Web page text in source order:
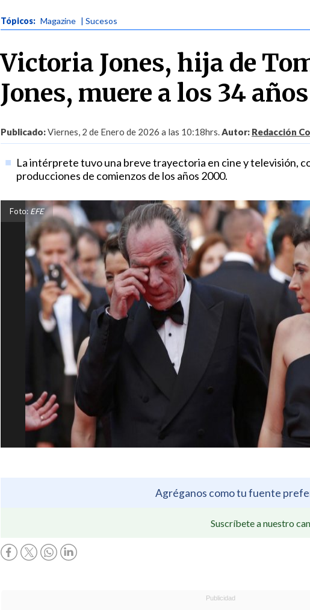
Tópicos: Magazine | Sucesos
Victoria Jones, hija de
Jones, muere a los 34 años
Publicado:Viernes, 2 de Enero de 2026 a las 10:18hrs.Autor: Redacción
La intérprete tuvo una breve trayectoria en cine y televisión,
producciones de comienzos de los años 2000.
Foto: EFE
Agréganos como tu fuente
Suscríbete a nuestro